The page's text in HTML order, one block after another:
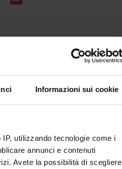
Informazioni sui cookie
utilizzando tecnologie come i
annunci e contenuti
Avete la possibilità di scegliere